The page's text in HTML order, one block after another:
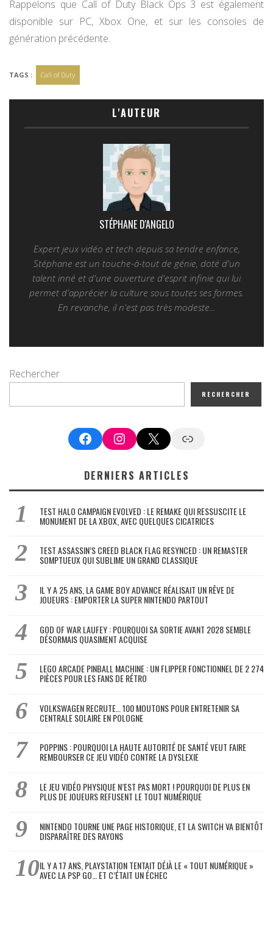
Rappelons que Call of Duty Black Ops 3 est également
disponible sur PC, Xbox One, et sur les consoles de
génération précédente.
TAGS : Call of Duty
L'AUTEUR
STÉPHANE D'ANGELO
Expert jeux vidéo et tech depuis sa tendre enfance,
Stéphane est un touche-à-tout de génie, doté d'un
talent inné et d'une ouverture d'esprit infinie qui lui
permet d'apprécier la culture sous toutes ses formes.
En revanche, il n'est pas très modeste...
Rechercher
RECHERCHER
FacebookInstagram
X Google News
DERNIERS ARTICLES
TEST HALO CAMPAIGN EVOLVED : LE REMAKE QUI RESSUSCITE LE
MONUMENT DE LA XBOX, AVEC QUELQUES CICATRICES
TEST ASSASSIN’S CREED BLACK FLAG RESYNCED : UN REMASTER
SOMPTUEUX QUI SUBLIME UN GRAND CLASSIQUE
IL Y A 25 ANS, LA GAME BOY ADVANCE RÉALISAIT UN RÊVE DE
JOUEURS : EMPORTER LA SUPER NINTENDO PARTOUT
GOD OF WAR LAUFEY : POURQUOI SA SORTIE AVANT 2028 SEMBLE
DÉSORMAIS QUASIMENT ACQUISE
LEGO ARCADE PINBALL MACHINE : UN FLIPPER FONCTIONNEL DE 2 274
PIÈCES POUR LES FANS DE RÉTRO
VOLKSWAGEN RECRUTE… 100 MOUTONS POUR ENTRETENIR SA
CENTRALE SOLAIRE EN POLOGNE
POPPINS : POURQUOI LA HAUTE AUTORITÉ DE SANTÉ VEUT FAIRE
REMBOURSER CE JEU VIDÉO CONTRE LA DYSLEXIE
LE JEU VIDÉO PHYSIQUE N’EST PAS MORT ! POURQUOI DE PLUS EN
PLUS DE JOUEURS REFUSENT LE TOUT NUMÉRIQUE
NINTENDO TOURNE UNE PAGE HISTORIQUE, ET LA SWITCH VA BIENTÔT
DISPARAÎTRE DES RAYONS
IL Y A 17 ANS, PLAYSTATION TENTAIT DÉJÀ LE « TOUT NUMÉRIQUE »
AVEC LA PSP GO… ET C’ÉTAIT UN ÉCHEC